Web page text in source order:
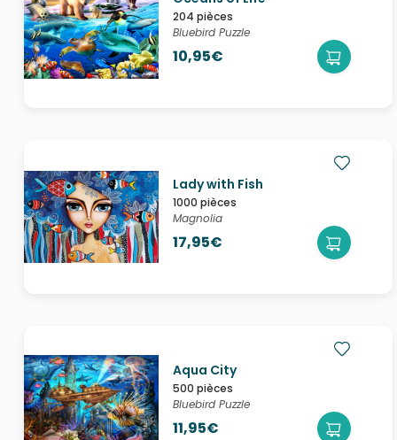
204 pièces
Bluebird Puzzle
10,95€
Lady with Fish
1000 pièces
Magnolia
17,95€
Aqua City
500 pièces
Bluebird Puzzle
11,95€